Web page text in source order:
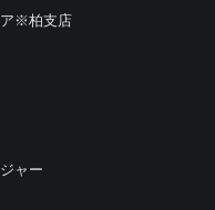
ア※柏支店
ャー